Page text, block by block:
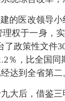
医改领导小
权于一身，
政策性文件
％，比全国
达到全省第
后，借鉴三